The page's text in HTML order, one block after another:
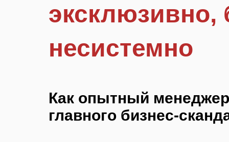
эксклюзивно,
несистемно
Как опытный
главного бизнес-